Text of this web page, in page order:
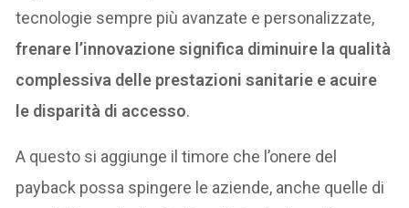
tecnologie sempre più avanzate e personalizzate,
frenare l’innovazione significa diminuire la qualità
complessiva delle prestazioni sanitarie e acuire
le disparità di accesso.
A questo si aggiunge il timore che l’onere del
payback possa spingere le aziende, anche quelle di